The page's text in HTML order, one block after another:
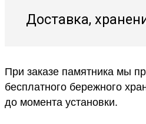
Доставка,
При заказе памятника мы
бесплатного бережного
до момента установки.